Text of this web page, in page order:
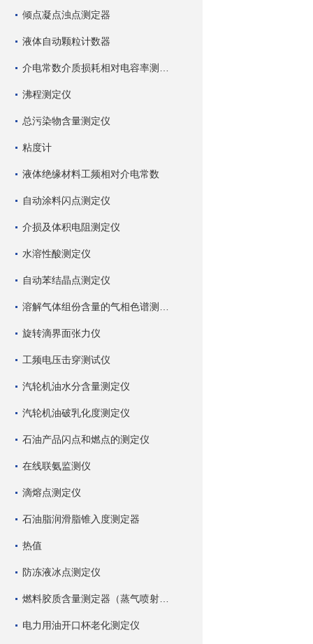
倾点凝点浊点测定器
液体自动颗粒计数器
沸程测定仪
总污染物含量测定仪
粘度计
液体绝缘材料工频相对介电常数
自动涂料闪点测定仪
介损及体积电阻测定仪
水溶性酸测定仪
自动苯结晶点测定仪
旋转滴界面张力仪
工频电压击穿测试仪
汽轮机油水分含量测定仪
汽轮机油破乳化度测定仪
石油产品闪点和燃点的测定仪
在线联氨监测仪
滴熔点测定仪
石油脂润滑脂锥入度测定器
热值
防冻液冰点测定仪
电力用油开口杯老化测定仪